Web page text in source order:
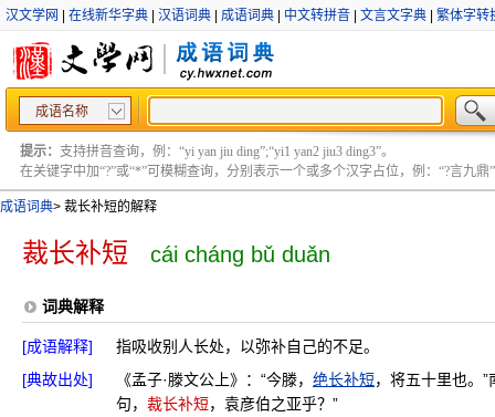
汉文学网 在线新华字典 汉语词典 成语词典 中文转拼音 文言文字典 繁体字转
成语名称
提示： 支持拼音查询，例：“yi yan jiu ding”;“yi1 yan2 jiu3 ding3”。
在关键字中加“?”或“*”可模糊查询，分别表示一个或多个汉字占位，例：“?言九鼎”
成语词典> 裁长补短的解释
裁长补短 cái cháng bǔ duǎn
词典解释
[成语解释]
指吸收别人长处，以弥补自己的不足。
[典故出处]
《孟子·滕文公上》：“今滕， 绝长补短，将五十里也。
句， 裁长补短，袁彦伯之亚乎？”